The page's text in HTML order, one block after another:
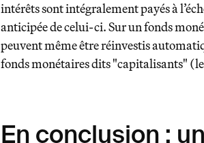
intérêts sont intégralement payés à
anticipée de celui-ci. Sur un fonds
peuvent même être réinvestis
fonds monétaires dits "capitalisants"
En conclusion :